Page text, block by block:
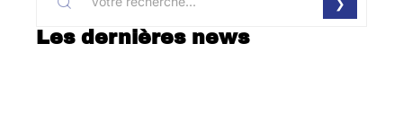
Les dernières news